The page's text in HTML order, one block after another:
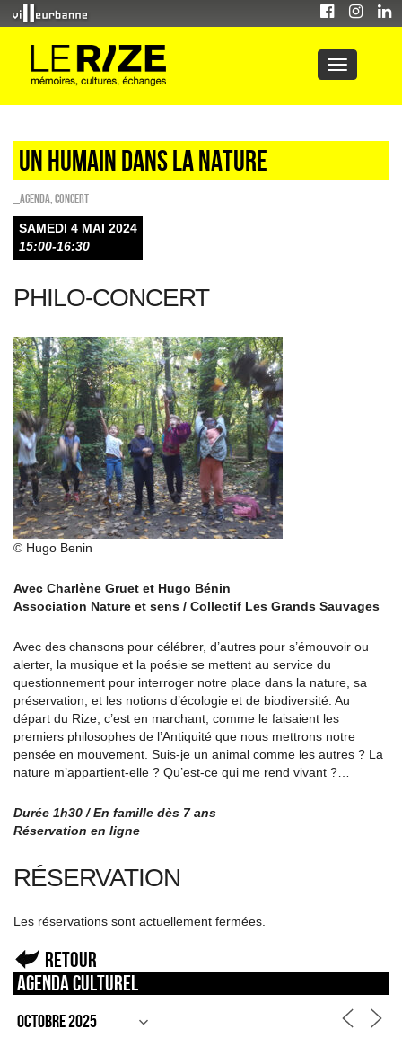
UN HUMAIN DANS LA NATURE
_Agenda Concert
SAMEDI 4 MAI 2024
15:00-16:30
PHILO-CONCERT
© Hugo Benin
Avec Charlène Gruet et Hugo Bénin
Association Nature et sens / Collectif Les Grands Sauvages
Avec des chansons pour célébrer, d’autres pour s’émouvoir ou
alerter, la musique et la poésie se mettent au service du
questionnement pour interroger notre place dans la nature, sa
préservation, et les notions d’écologie et de biodiversité. Au
départ du Rize, c’est en marchant, comme le faisaient les
premiers philosophes de l’Antiquité que nous mettrons notre
pensée en mouvement. Suis-je un animal comme les autres ? La
nature m’appartient-elle ? Qu’est-ce qui me rend vivant ?…
Durée 1h30 / En famille dès 7 ans
Réservation en ligne
RÉSERVATION
Les réservations sont actuellement fermées.
Retour
Agenda culturel